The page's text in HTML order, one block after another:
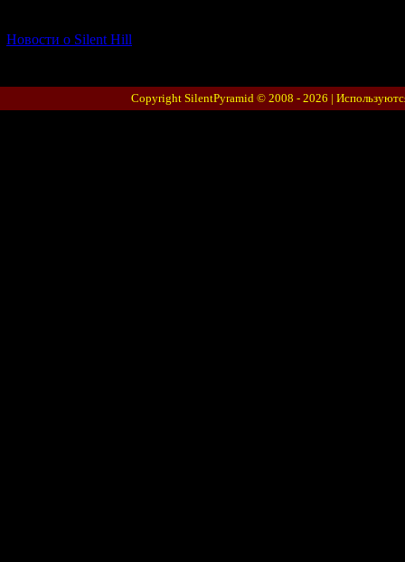
Новости о Silent Hill
Copyright SilentPyramid © 2008 - 2026 |